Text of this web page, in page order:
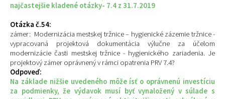
najčastejšie kladené otázky- 7.4 z 31.7.2019
Otázka č.54:
zámer: Modernizácia mestskej tržnice – hygienické zázemie tržnice -
vypracovaná projektová dokumentácia výlučne za účelom
modernizácie časti mestskej tržnice - hygienického zariadenia. Je
projektový zámer oprávnený v rámci opatrenia PRV 7.4?
Odpoveď:
Na základe nižšie uvedeného môže ísť o oprávnenú investíciu
za podmienky, že výdavok musí byť vynaložený v súlade s